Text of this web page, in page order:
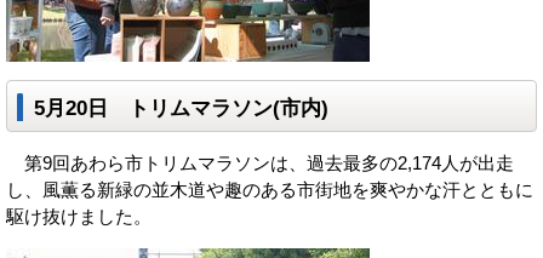
5月20日 トリムマラソン(市内)
第9回あわら市トリムマラソンは、過去最多の2,174人が出走
し、風薫る新緑の並木道や趣のある市街地を爽やかな汗とともに
駆け抜けました。